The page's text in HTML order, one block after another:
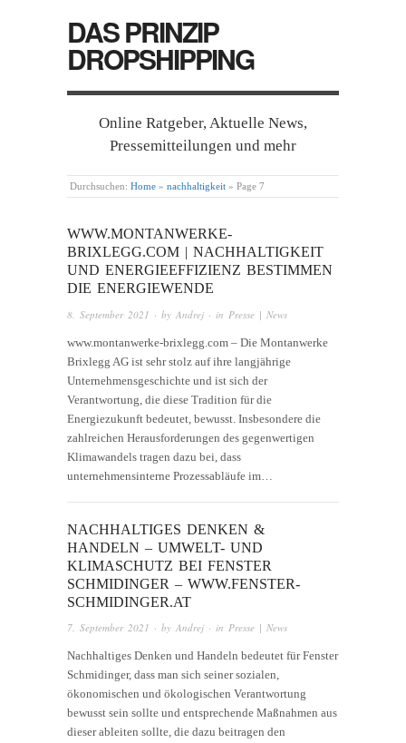
DAS PRINZIP
DROPSHIPPING
Online Ratgeber, Aktuelle News,
Pressemitteilungen und mehr
Durchsuchen: Home » nachhaltigkeit » Page 7
WWW.MONTANWERKE-
BRIXLEGG.COM | NACHHALTIGKEIT
UND ENERGIEEFFIZIENZ BESTIMMEN
DIE ENERGIEWENDE
8. September 2021 · by Andrej · in Presse | News
www.montanwerke-brixlegg.com – Die Montanwerke
Brixlegg AG ist sehr stolz auf ihre langjährige
Unternehmensgeschichte und ist sich der
Verantwortung, die diese Tradition für die
Energiezukunft bedeutet, bewusst. Insbesondere die
zahlreichen Herausforderungen des gegenwertigen
Klimawandels tragen dazu bei, dass
unternehmensinterne Prozessabläufe im…
NACHHALTIGES DENKEN &
HANDELN – UMWELT- UND
KLIMASCHUTZ BEI FENSTER
SCHMIDINGER – WWW.FENSTER-
SCHMIDINGER.AT
7. September 2021 · by Andrej · in Presse | News
Nachhaltiges Denken und Handeln bedeutet für Fenster
Schmidinger, dass man sich seiner sozialen,
ökonomischen und ökologischen Verantwortung
bewusst sein sollte und entsprechende Maßnahmen aus
dieser ableiten sollte, die dazu beitragen den